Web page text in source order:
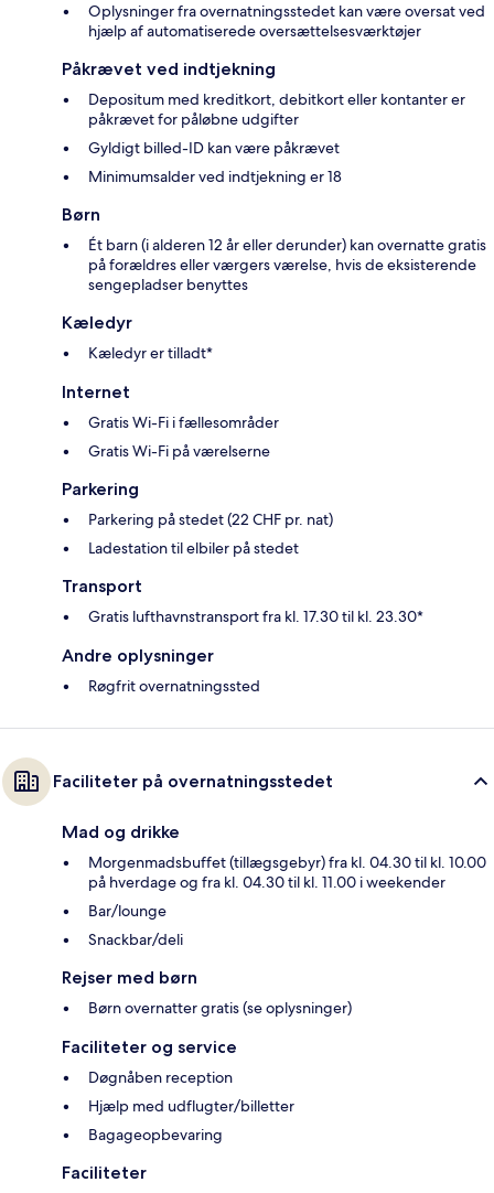
Oplysninger fra overnatningsstedet kan være oversat ved
hjælp af automatiserede oversættelsesværktøjer
Påkrævet ved indtjekning
Depositum med kreditkort, debitkort eller kontanter er
påkrævet for påløbne udgifter
Gyldigt billed-ID kan være påkrævet
Minimumsalder ved indtjekning er 18
Børn
Ét barn (i alderen 12 år eller derunder) kan overnatte gratis
på forældres eller værgers værelse, hvis de eksisterende
sengepladser benyttes
Kæledyr
Kæledyr er tilladt*
Internet
Gratis Wi-Fi i fællesområder
Gratis Wi-Fi på værelserne
Parkering
Parkering på stedet (22 CHF pr. nat)
Ladestation til elbiler på stedet
Transport
Gratis lufthavnstransport fra kl. 17.30 til kl. 23.30*
Andre oplysninger
Røgfrit overnatningssted
Faciliteter på overnatningsstedet
Mad og drikke
Morgenmadsbuffet (tillægsgebyr) fra kl. 04.30 til kl. 10.00
på hverdage og fra kl. 04.30 til kl. 11.00 i weekender
Bar/lounge
Snackbar/deli
Rejser med børn
Børn overnatter gratis (se oplysninger)
Faciliteter og service
Døgnåben reception
Hjælp med udflugter/billetter
Bagageopbevaring
Faciliteter